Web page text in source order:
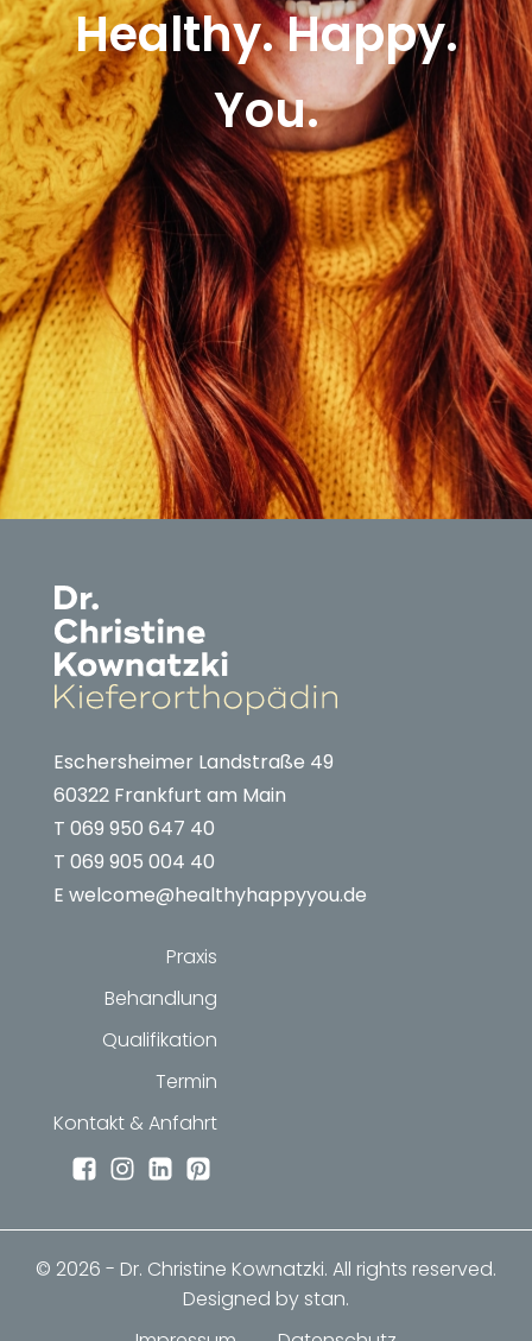
Healthy. Happy.
You.
Eschersheimer Landstraße 49
60322 Frankfurt am Main
T 069 950 647 40
T 069 905 004 40
E welcome@healthyhappyyou.de
Praxis
Behandlung
Qualifikation
Termin
Kontakt & Anfahrt
© 2026 - Dr. Christine Kownatzki. All rights reserved.
Designed by stan.